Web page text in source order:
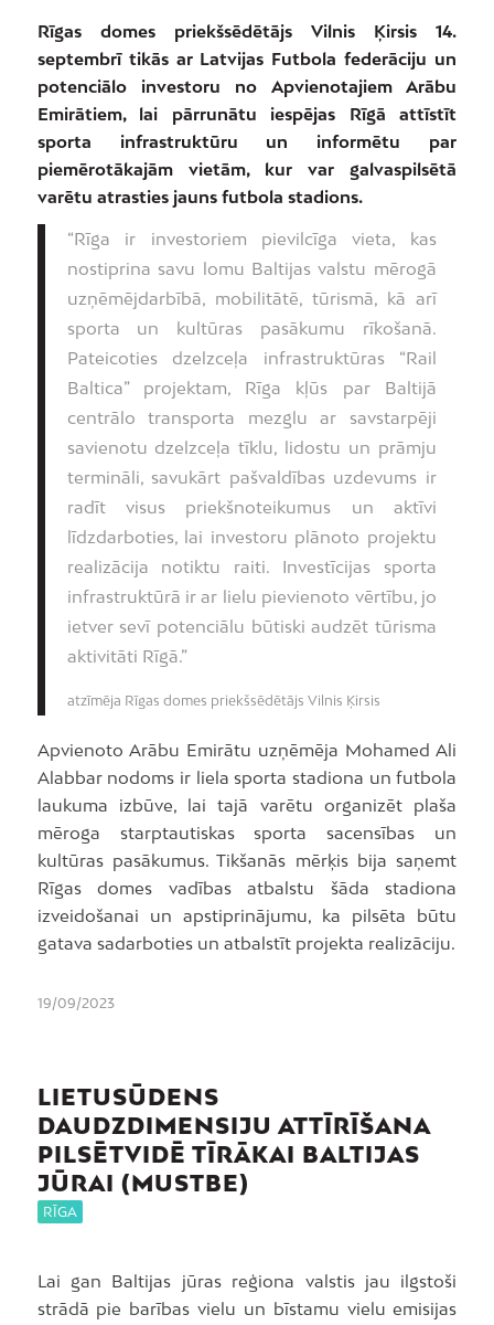
Rīgas domes priekšsēdētājs Vilnis Ķirsis 14.
septembrī tikās ar Latvijas Futbola federāciju un
potenciālo investoru no Apvienotajiem Arābu
Emirātiem, lai pārrunātu iespējas Rīgā attīstīt
sporta infrastruktūru un informētu par
piemērotākajām vietām, kur var galvaspilsētā
varētu atrasties jauns futbola stadions.
“Rīga ir investoriem pievilcīga vieta, kas
nostiprina savu lomu Baltijas valstu mērogā
uzņēmējdarbībā, mobilitātē, tūrismā, kā arī
sporta un kultūras pasākumu rīkošanā.
Pateicoties dzelzceļa infrastruktūras “Rail
Baltica” projektam, Rīga kļūs par Baltijā
centrālo transporta mezglu ar savstarpēji
savienotu dzelzceļa tīklu, lidostu un prāmju
termināli, savukārt pašvaldības uzdevums ir
radīt visus priekšnoteikumus un aktīvi
līdzdarboties, lai investoru plānoto projektu
realizācija notiktu raiti. Investīcijas sporta
infrastruktūrā ir ar lielu pievienoto vērtību, jo
ietver sevī potenciālu būtiski audzēt tūrisma
aktivitāti Rīgā.”
atzīmēja Rīgas domes priekšsēdētājs Vilnis Ķirsis
Apvienoto Arābu Emirātu uzņēmēja Mohamed Ali
Alabbar nodoms ir liela sporta stadiona un futbola
laukuma izbūve, lai tajā varētu organizēt plaša
mēroga starptautiskas sporta sacensības un
kultūras pasākumus. Tikšanās mērķis bija saņemt
Rīgas domes vadības atbalstu šāda stadiona
izveidošanai un apstiprinājumu, ka pilsēta būtu
gatava sadarboties un atbalstīt projekta realizāciju.
19/09/2023
LIETUSŪDENS
DAUDZDIMENSIJU ATTĪRĪŠANA
PILSĒTVIDĒ TĪRĀKAI BALTIJAS
JŪRAI (MUSTBE)
RĪGA
Lai gan Baltijas jūras reģiona valstis jau ilgstoši
strādā pie barības vielu un bīstamu vielu emisijas